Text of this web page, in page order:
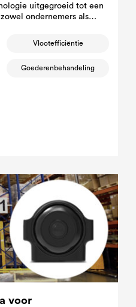
uitgegroeid tot een
ondernemers als
die gericht is op het
en veiligheid van het
Vlootefficiëntie
Goederenbehandeling
voor